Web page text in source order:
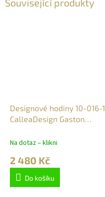
Designové hodiny 10-016-1
CalleaDesign Gaston
Na dotaz – klikni
2 480 Kč
Do košíku